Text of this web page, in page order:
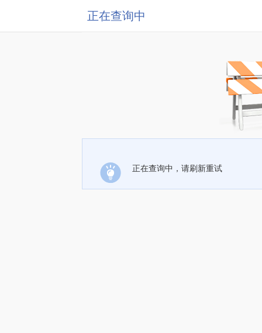
正在查询中
正在查询中，请刷新重试